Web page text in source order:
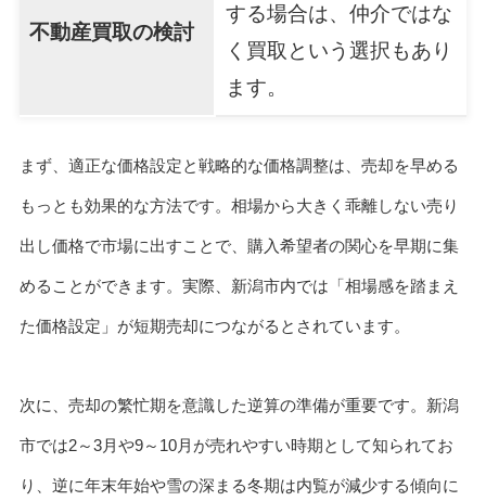
不動産買取の検討
する場合は、仲介ではな
く買取という選択もあり
ます。
まず、適正な価格設定と戦略的な価格調整は、売却を早める
もっとも効果的な方法です。相場から大きく乖離しない売り
出し価格で市場に出すことで、購入希望者の関心を早期に集
めることができます。実際、新潟市内では「相場感を踏まえ
た価格設定」が短期売却につながるとされています。
次に、売却の繁忙期を意識した逆算の準備が重要です。新潟
市では2～3月や9～10月が売れやすい時期として知られてお
り、逆に年末年始や雪の深まる冬期は内覧が減少する傾向に